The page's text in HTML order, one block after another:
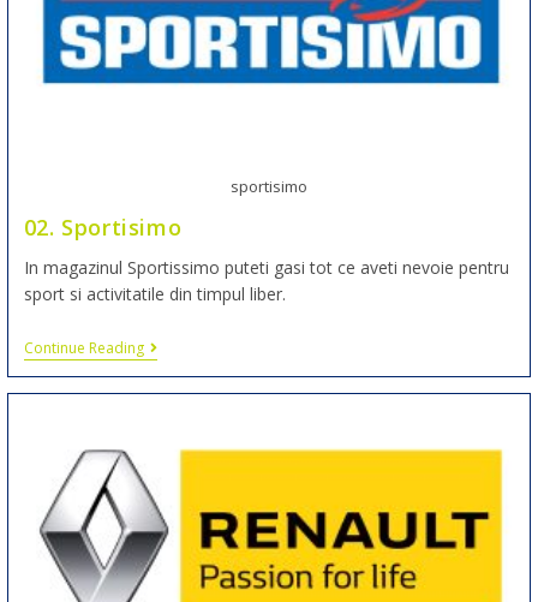
sportisimo
02. Sportisimo
In magazinul Sportissimo puteti gasi tot ce aveti nevoie pentru
sport si activitatile din timpul liber.
Continue Reading